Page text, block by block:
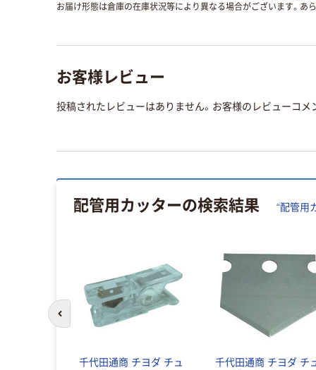
お届け形態は倉庫の在庫状況等により異なる場合がございます。あ
お客様レビュー
投稿されたレビューはありません。お客様のレビューコメ
配管用カッターの検索結果 “配管用
千代田通商 チヨダ チュ
千代田通商 チヨダ チ
前のスライドへ